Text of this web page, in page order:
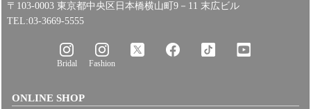
〒103-0003 東京都中央区日本橋横山町9－11 末広ビル
TEL:03-3669-5555
Bridal Fashion
ONLINE SHOP